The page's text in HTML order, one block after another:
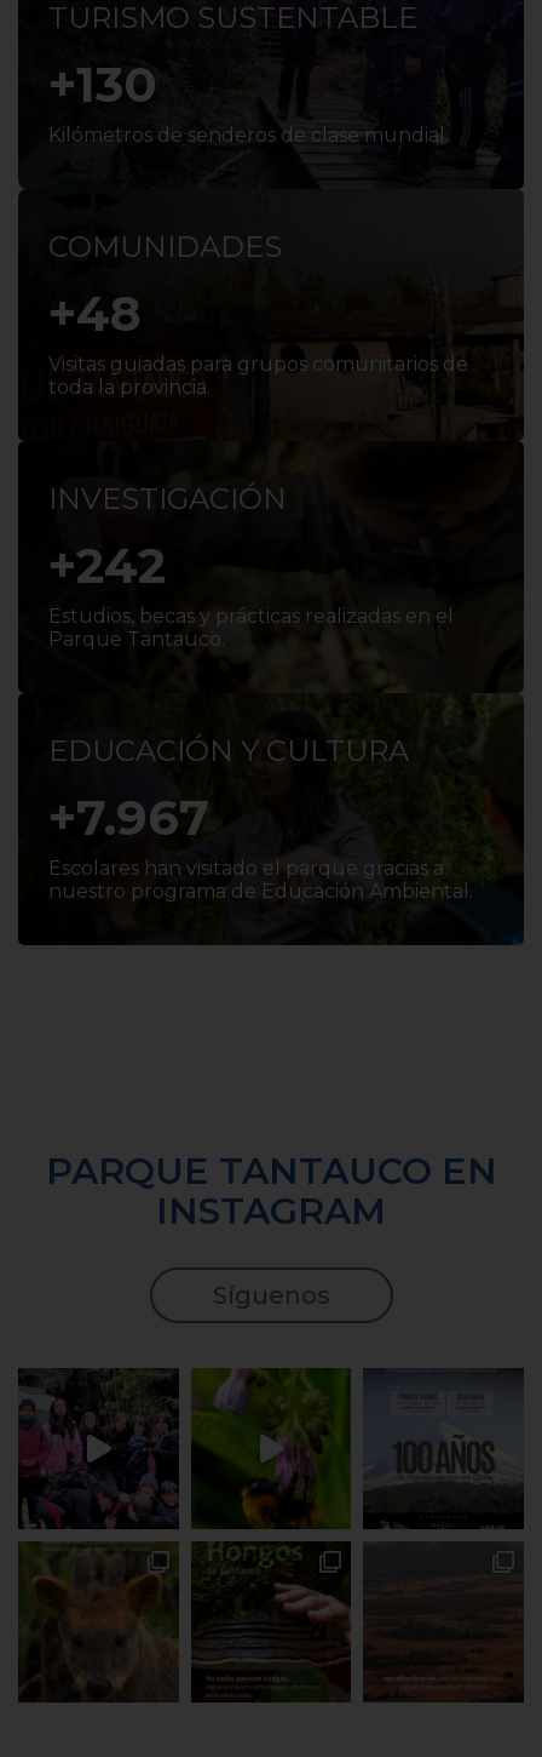
TURISMO SUSTENTABLE
+130
Kilómetros de senderos de clase mundial.
COMUNIDADES
+50
Visitas guiadas para grupos comunitarios de
toda la provincia.
INVESTIGACIÓN
+250
Estudios, becas y prácticas realizadas en el
Parque Tantauco.
EDUCACIÓN Y CULTURA
+8.000
Escolares han visitado el parque gracias a
nuestro programa de Educación Ambiental.
PARQUE TANTAUCO EN
INSTAGRAM
Síguenos